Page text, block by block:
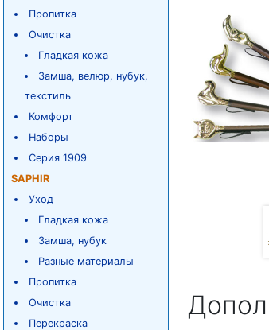
Пропитка
Очистка
Гладкая кожа
Замша, велюр, нубук,
текстиль
Комфорт
Наборы
Серия 1909
SAPHIR
Уход
Гладкая кожа
Замша, нубук
Разные материалы
Пропитка
Очистка
Перекраска